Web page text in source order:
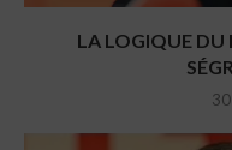
LA LOGIQUE DU